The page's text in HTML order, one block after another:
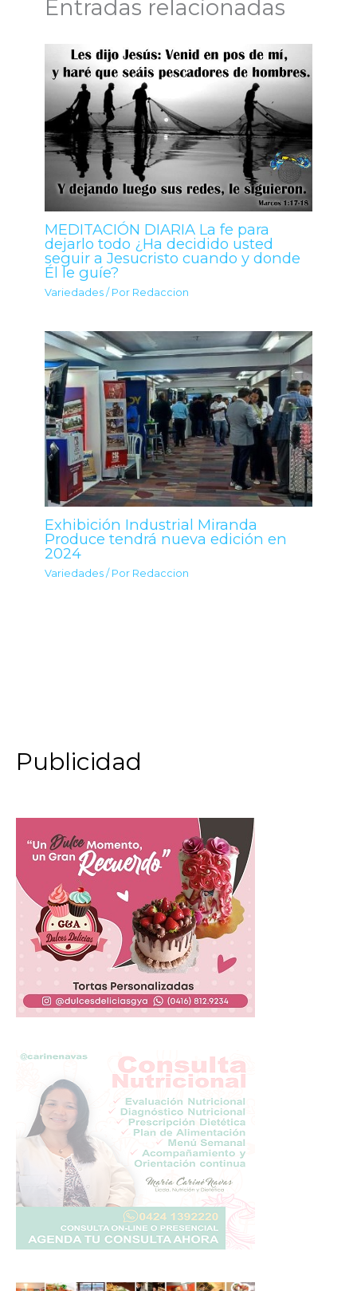
Entradas relacionadas
MEDITACIÓN DIARIA La fe para
dejarlo todo ¿Ha decidido usted
seguir a Jesucristo cuando y donde
Él le guíe?
Variedades / Por Redaccion
Exhibición Industrial Miranda
Produce tendrá nueva edición en
2024
Variedades / Por Redaccion
Publicidad